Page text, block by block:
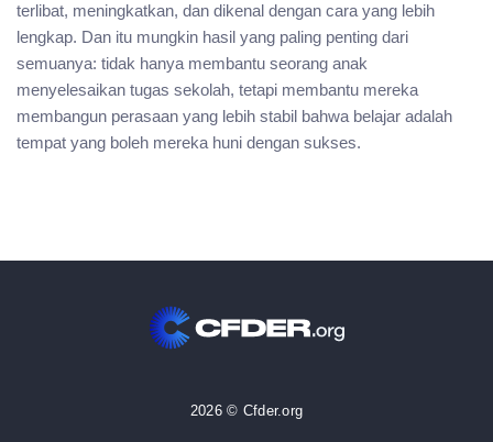
terlibat, meningkatkan, dan dikenal dengan cara yang lebih
lengkap. Dan itu mungkin hasil yang paling penting dari
semuanya: tidak hanya membantu seorang anak
menyelesaikan tugas sekolah, tetapi membantu mereka
membangun perasaan yang lebih stabil bahwa belajar adalah
tempat yang boleh mereka huni dengan sukses.
2026 © Cfder.org